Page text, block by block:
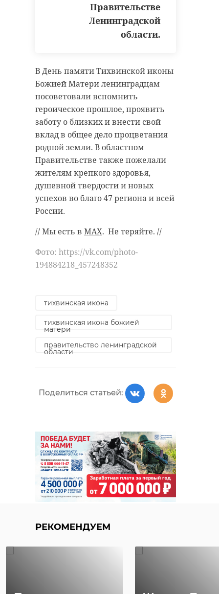
Правительстве
Ленинградской
области.
В День памяти Тихвинской иконы
Божией Матери ленинградцам
посоветовали вспомнить
героическое прошлое, проявить
заботу о близких и внести свой
вклад в общее дело процветания
родной земли. В областном
Правительстве также пожелали
жителям крепкого здоровья,
душевной твердости и новых
успехов во благо 47 региона и всей
России.
// Мы есть в MAX. Не теряйте. //
Фото: https://vk.com/photo-
194884218_457248352
тихвинская икона
тихвинская икона божией
матери
правительство ленинградской
области
Поделиться статьей:
РЕКОМЕНДУЕМ